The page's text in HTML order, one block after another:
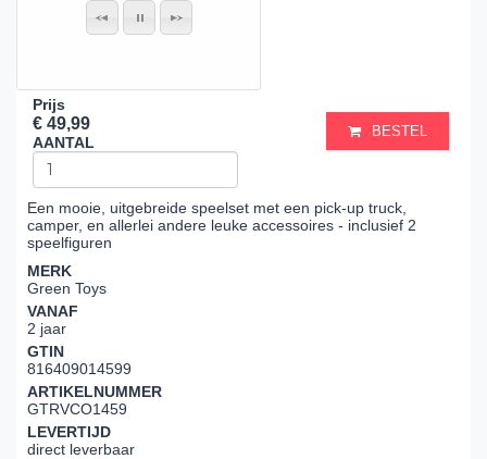
Prijs
€ 49,99
AANTAL
BESTEL
Een mooie, uitgebreide speelset met een pick-up truck,
camper, en allerlei andere leuke accessoires - inclusief 2
speelfiguren
MERK
Green Toys
VANAF
2 jaar
GTIN
816409014599
ARTIKELNUMMER
GTRVCO1459
LEVERTIJD
direct leverbaar